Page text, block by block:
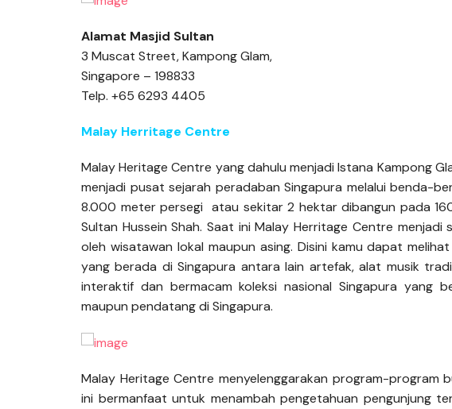
Alamat Masjid Sultan
3 Muscat Street, Kampong Glam,
Singapore – 198833
Telp. +65 6293 4405
Malay Herritage Centre
Malay Heritage Centre yang dahulu menjadi Istana Kampong
menjadi pusat sejarah peradaban Singapura melalui benda-
8.000 meter persegi atau sekitar 2 hektar dibangun pada
Sultan Hussein Shah. Saat ini Malay Herritage Centre
oleh wisatawan lokal maupun asing. Disini kamu dapat
yang berada di Singapura antara lain artefak, alat musik
interaktif dan bermacam koleksi nasional Singapura yang
maupun pendatang di Singapura.
Malay Heritage Centre menyelenggarakan program-program
ini bermanfaat untuk menambah pengetahuan pengunjung